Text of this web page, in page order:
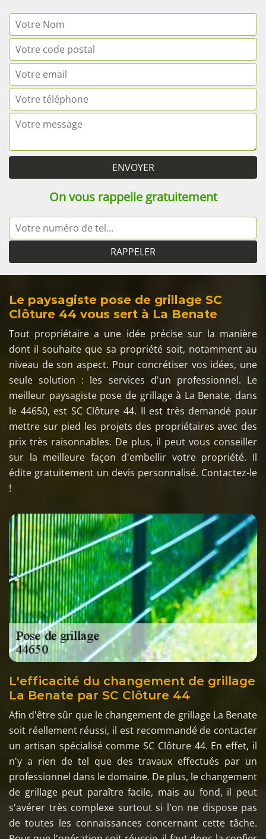
On vous rappelle gratuitement
Le paysagiste pose de grillage SC
Clôture 44 vous sert à La Benate
Tout propriétaire a une idée précise sur la manière
dont il souhaite que sa propriété soit, notamment au
niveau de son aspect. Pour concrétiser vos idées, une
seule solution : les services d'un professionnel. Le
meilleur paysagiste pose de grillage à La Benate, dans
le 44650, est SC Clôture 44. Il est très demandé pour
mettre sur pied les projets des propriétaires avec des
prix très raisonnables. De plus, il peut vous conseiller
sur la meilleure façon d'embellir votre propriété. Il
édite gratuitement un devis personnalisé. Contactez-le
!
L'efficacité du changement de grillage
La Benate par SC Clôture 44
Afin d'être sûr que le changement de grillage La Benate
soit réellement réussi, il est recommandé de contacter
un artisan spécialisé comme SC Clôture 44. En effet, il
n'y a rien de tel que des travaux effectués par un
professionnel dans le domaine. De plus, le changement
de grillage peut paraître facile, mais au fond, il peut
s'avérer très complexe surtout si l'on ne dispose pas
de toutes les connaissances concernant cette tâche.